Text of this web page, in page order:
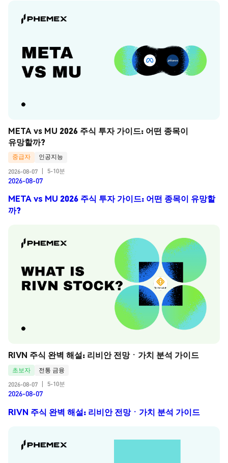
META vs MU 2026 주식 투자 가이드: 어떤 종목이
유망할까?
중급자
인공지능
2026-08-07
5-10분
2026-08-07
META vs MU 2026 주식 투자 가이드: 어떤 종목이 유망할
까?
RIVN 주식 완벽 해설: 리비안 전망ㆍ가치 분석 가이드
초보자
전통 금융
2026-08-07
5-10분
2026-08-07
RIVN 주식 완벽 해설: 리비안 전망ㆍ가치 분석 가이드